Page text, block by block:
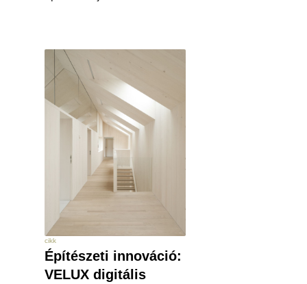
cikk
Építészeti innováció:
VELUX digitális